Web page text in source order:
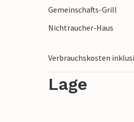
Gemeinschafts-Grill
Nichtraucher-Haus
Verbrauchskosten
Lage